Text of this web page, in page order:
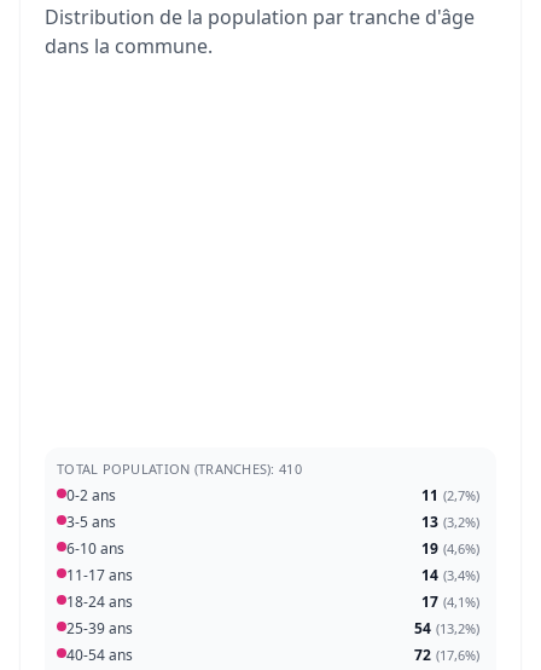
Distribution de la population par tranche d'âge
dans la commune.
TOTAL POPULATION (TRANCHES): 410
0-2 ans 11 (2,7%)
3-5 ans 13 (3,2%)
6-10 ans 19 (4,6%)
11-17 ans 14 (3,4%)
18-24 ans 17 (4,1%)
25-39 ans 54 (13,2%)
40-54 ans 72 (17,6%)